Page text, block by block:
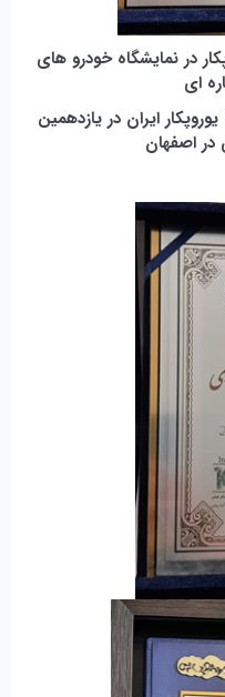
در نمایشگاه خودرو های
ای
ایران در یازدهمین
در اصفهان